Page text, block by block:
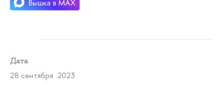
Дата
28 сентября 2023